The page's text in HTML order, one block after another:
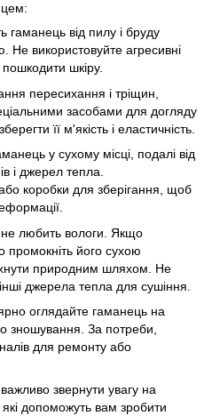
гаманець від пилу і бруду
Не використовуйте агресивні
пошкодити шкіру.
пересихання і тріщин,
засобами для догляду
її м'якість і еластичність.
у сухому місці, подалі від
і джерел тепла.
коробки для зберігання, щоб
не любить вологи. Якщо
промокніть його сухою
природним шляхом. Не
джерела тепла для сушіння.
оглядайте гаманець на
зношування. За потреби,
для ремонту або
звернути увагу на
допоможуть вам зробити